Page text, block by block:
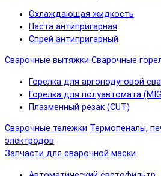
Охлаждающая жидкость
Паста антипригарная
Спрей антипригарный
Сварочные вытяжки Сварочные
Горелка для аргонодуговой
Горелка для полуавтомата
Плазменный резак (CUT)
Сварочные тележки Термопеналы,
электродов
Запчасти для сварочной маски